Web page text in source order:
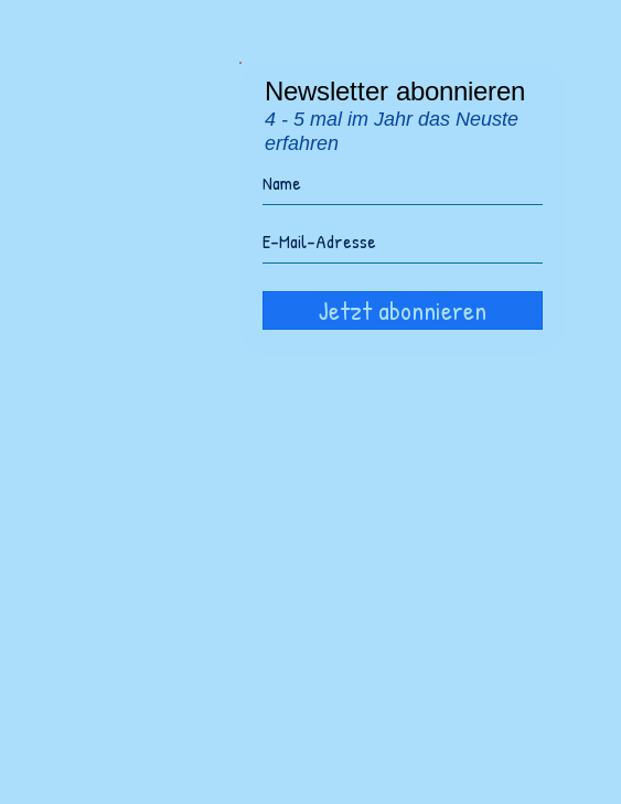
Newsletter abonnieren
4 - 5 mal im Jahr das Neuste
erfahren
Jetzt abonnieren